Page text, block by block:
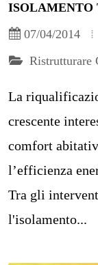
ISOLAMENTO
07/04/2014
Ristrutturare
La
crescente
comfort
l’efficienza
Tra gli
l'isolamento...